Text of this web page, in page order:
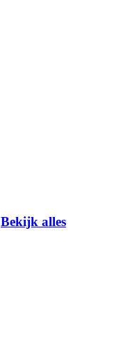
Bekijk alles